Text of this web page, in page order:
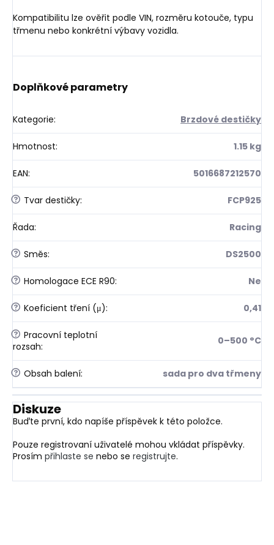
Kompatibilitu lze ověřit podle VIN, rozměru kotouče, typu
třmenu nebo konkrétní výbavy vozidla.
Doplňkové parametry
Kategorie: Brzdové destičky
Hmotnost: 1.15 kg
EAN: 5016687212570
? Tvar destičky: FCP925
Řada: Racing
? Směs: DS2500
? Homologace ECE R90: Ne
? Koeficient tření (μ): 0,41
? Pracovní teplotní
rozsah: 0–500 °C
? Obsah balení: sada pro dva třmeny
Diskuze
Buďte první, kdo napíše příspěvek k této položce.
Pouze registrovaní uživatelé mohou vkládat příspěvky.
Prosím přihlaste se nebo se registrujte.